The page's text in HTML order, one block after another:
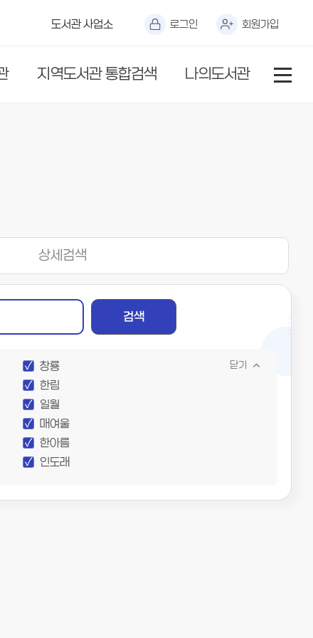
도서관 사업소 로그인 회원가입
지역도서관 통합검색 나의도서관
상세검색
검색
창룡
한림
일월
매여울
한아름
인도래
닫기